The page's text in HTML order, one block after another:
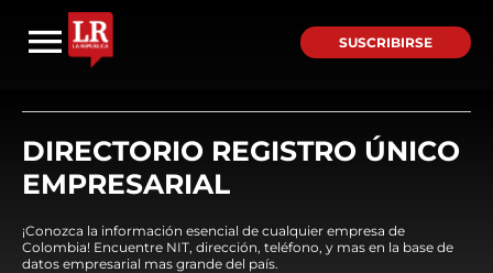
SUSCRIBIRSE
DIRECTORIO REGISTRO ÚNICO
EMPRESARIAL
¡Conozca la información esencial de cualquier empresa de
Colombia! Encuentre NIT, dirección, teléfono, y mas en la base de
datos empresarial mas grande del país.